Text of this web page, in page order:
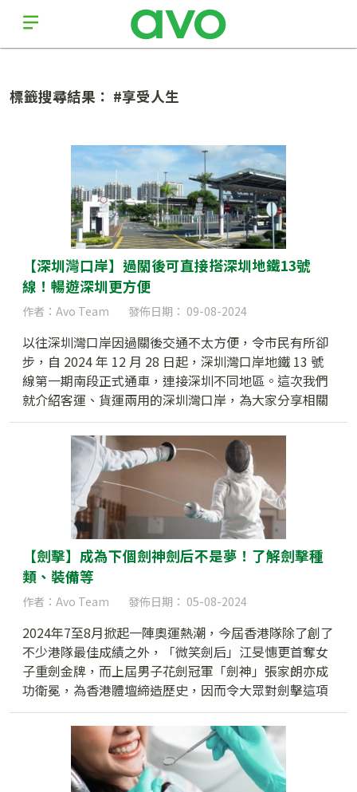
標籤搜尋結果： #享受人生
【深圳灣口岸】過關後可直接搭深圳地鐵13號
線！暢遊深圳更方便
作者：Avo Team 發佈日期： 09-08-2024
以往深圳灣口岸因過關後交通不太方便，令市民有所卻
步，自 2024 年 12 月 28 日起，深圳灣口岸地鐵 13 號
線第一期南段正式通車，連接深圳不同地區。這次我們
就介紹客運、貨運兩用的深圳灣口岸，為大家分享相關
資訊、鄰近好去處等。
【劍擊】成為下個劍神劍后不是夢！了解劍擊種
類、裝備等
作者：Avo Team 發佈日期： 05-08-2024
2024年7至8月掀起一陣奧運熱潮，今屆香港隊除了創了
不少港隊最佳成績之外，「微笑劍后」江旻憓更首奪女
子重劍金牌，而上屆男子花劍冠軍「劍神」張家朗亦成
功衛冕，為香港體壇締造歷史，因而令大眾對劍擊這項
運動充滿好奇。本文將為大家簡介劍擊知識，包括種
類、裝備等！